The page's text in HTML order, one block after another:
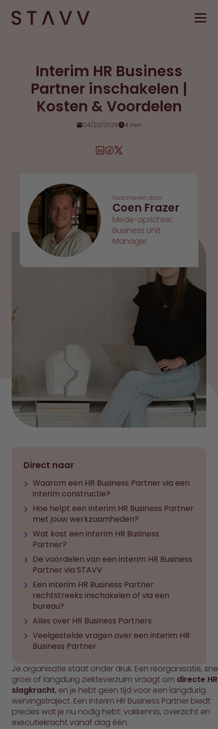
Interim HR Business
Partner inschakelen |
Kosten & Voordelen
04/23/2026 4 min
Geschreven door
Coen Frazer
Mede-oprichter,
Business Unit
Manager
Direct naar
Waarom een HR Business Partner via een
interim constructie?
Hoe helpt een interim HR Business Partner
met jouw werkzaamheden?
Wat kost een interim HR Business
Partner?
De voordelen van een interim HR Business
Partner via STAVV
Een interim HR Business Partner
rechtstreeks inschakelen of via een
bureau?
Alles over HR Business Partners
Veelgestelde vragen over een interim HR
Business Partner
Je organisatie staat onder druk. Een reorganisatie,
groei of langdurig ziekteverzuim vraagt om directe
slagkracht, en je hebt geen tijd voor een langdurig
wervingstraject. Een interim HR Business Partner biedt
precies wat je nu nodig hebt: vakkennis, overzicht en
executiekracht vanaf dag één.